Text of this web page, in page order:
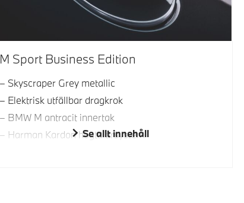
M Sport Business Edition
Skyscraper Grey metallic
Elektrisk utfällbar dragkrok
BMW M antracit innertak
Harman Kardon högtalarsystem
Se allt innehåll